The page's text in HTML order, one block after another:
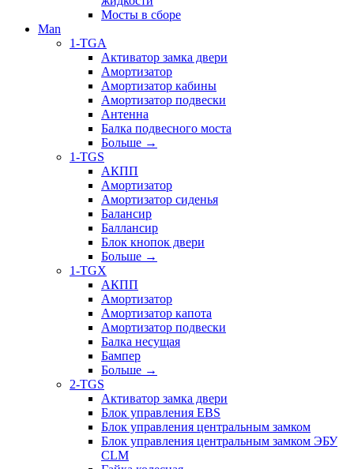
Мосты в сборе
Man
1-TGA
Активатор замка двери
Амортизатор
Амортизатор кабины
Амортизатор подвески
Антенна
Балка подвесного моста
Больше →
1-TGS
АКПП
Амортизатор
Амортизатор сиденья
Балансир
Баллансир
Блок кнопок двери
Больше →
1-TGX
АКПП
Амортизатор
Амортизатор капота
Амортизатор подвески
Балка несущая
Бампер
Больше →
2-TGS
Активатор замка двери
Блок управления EBS
Блок управления центральным замком
Блок управления центральным замком ЭБУ
CLM